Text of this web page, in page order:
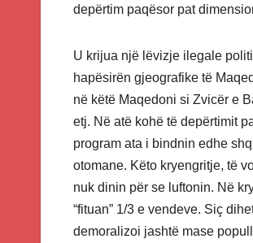
depërtim paqësor pat
U krijua një lëvizje ilegale
hapësirën gjeografike të
në këtë Maqedoni si Zvicër e
etj. Në atë kohë të depërtimit
program ata i bindnin edhe
otomane. Këto kryengritje, të
nuk dinin për se luftonin. Në
“fituan” 1/3 e vendeve. Siç
demoralizoi jashtë mase